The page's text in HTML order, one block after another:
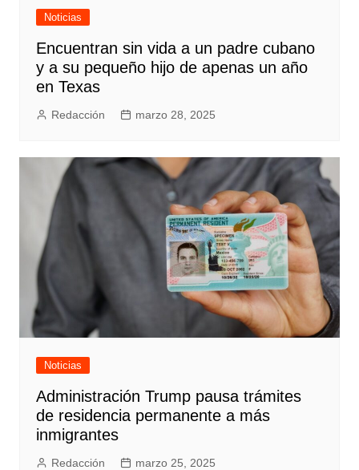
Noticias
Encuentran sin vida a un padre cubano
y a su pequeño hijo de apenas un año
en Texas
Redacción marzo 28, 2025
Noticias
Administración Trump pausa trámites
de residencia permanente a más
inmigrantes
Redacción marzo 25, 2025